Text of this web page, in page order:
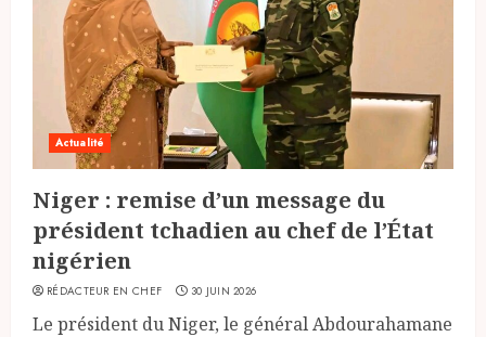
Actualité
Niger : remise d’un message du
président tchadien au chef de l’État
nigérien
RÉDACTEUR EN CHEF 30 JUIN 2026
Le président du Niger, le général Abdourahamane